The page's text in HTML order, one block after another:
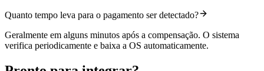
Quanto tempo leva para o pagamento ser detectado?
Geralmente em alguns minutos após a compensação. O sistema
verifica periodicamente e baixa a OS automaticamente.